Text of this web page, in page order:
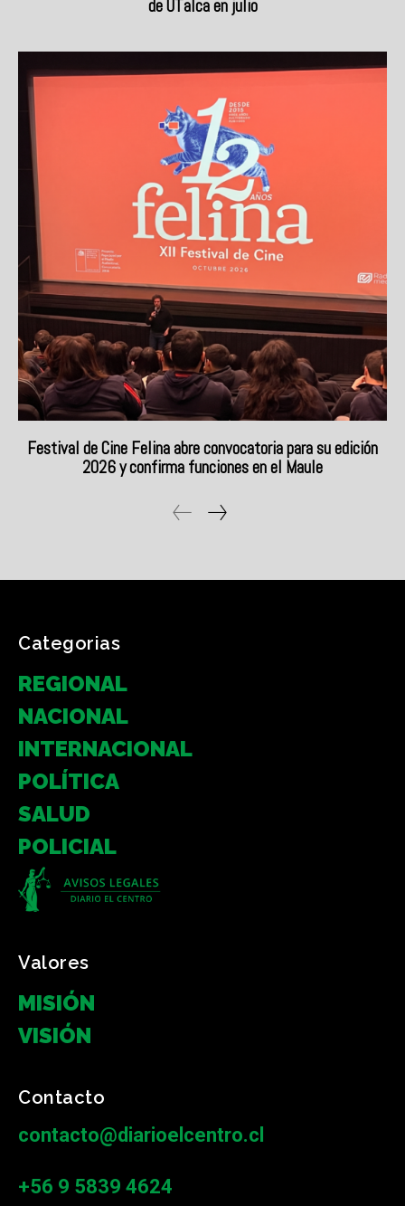
Categorias
REGIONAL
NACIONAL
INTERNACIONAL
POLÍTICA
SALUD
POLICIAL
Valores
MISIÓN
VISIÓN
Contacto
contacto@diarioelcentro.cl
+56 9 5839 4624